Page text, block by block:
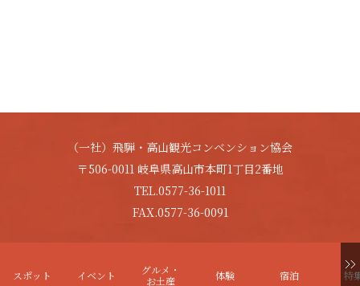
（一社）飛騨・高山観光コンベンション協会
〒506-0011 岐阜県高山市本町1丁目2番地
TEL.0577-36-1011
FAX.0577-36-0091
スポット イベント
グルメ・
お土産
体験 宿泊 特